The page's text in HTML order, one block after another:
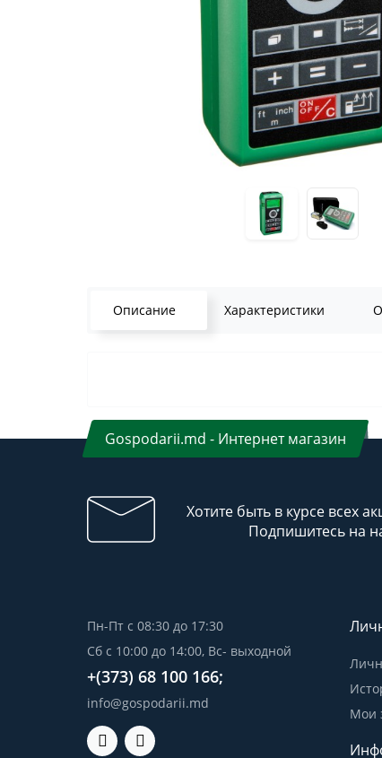
Описание Характеристики
Gospodarii.md - Интернет магазин
Хотите быть в курсе всех
Подпишитесь на
Пн-Пт с 08:30 до 17:30
Сб с 10:00 до 14:00, Вс- выходной
+(373) 68 100 166;
info@gospodarii.md
Мои